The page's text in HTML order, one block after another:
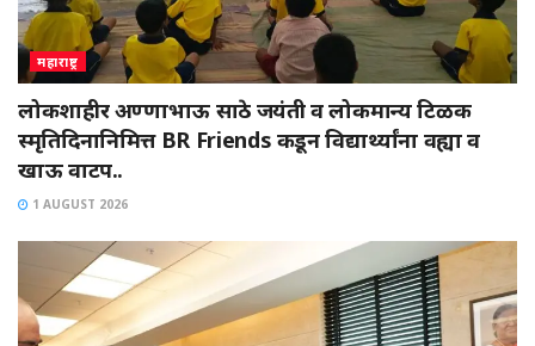
महाराष्ट्र
लोकशाहीर अण्णाभाऊ साठे जयंती व लोकमान्य टिळक
स्मृतिदिनानिमित्त BR Friends कडून विद्यार्थ्यांना वह्या व
खाऊ वाटप..
1 AUGUST 2026